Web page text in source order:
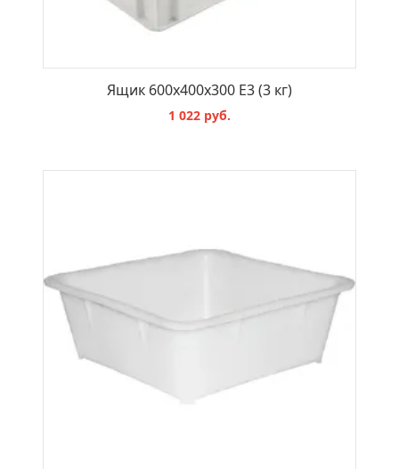
Ящик 600x400x300 Е3 (3 кг)
1 022 руб.
В КОРЗИНУ